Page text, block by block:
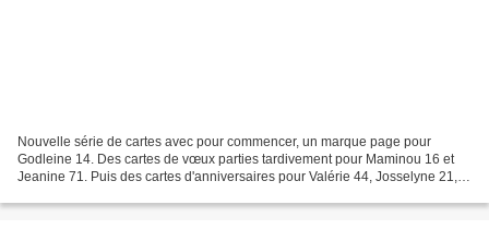
Nouvelle série de cartes avec pour commencer, un marque page pour
Godleine 14. Des cartes de vœux parties tardivement pour Maminou 16 et
Jeanine 71. Puis des cartes d'anniversaires pour Valérie 44, Josselyne 21,